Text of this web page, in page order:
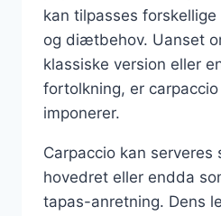
kan tilpasses
og diætbehov. Uanset
klassiske version eller
fortolkning, er
imponerer.
Carpaccio kan serveres
hovedret eller endda
tapas-anretning. Dens